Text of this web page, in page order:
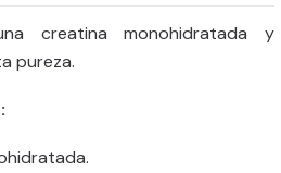
creatina monohidratada y
pureza.